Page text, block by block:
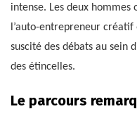
intense. Les deux
l’auto-entrepreneur
suscité des débats au sein
des étincelles.
Le parcours